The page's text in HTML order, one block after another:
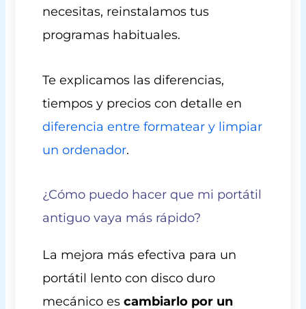
necesitas, reinstalamos tus
programas habituales.
Te explicamos las diferencias,
tiempos y precios con detalle en
diferencia entre formatear y limpiar
un ordenador.
¿Cómo puedo hacer que mi portátil
antiguo vaya más rápido?
La mejora más efectiva para un
portátil lento con disco duro
mecánico escambiarlo por un